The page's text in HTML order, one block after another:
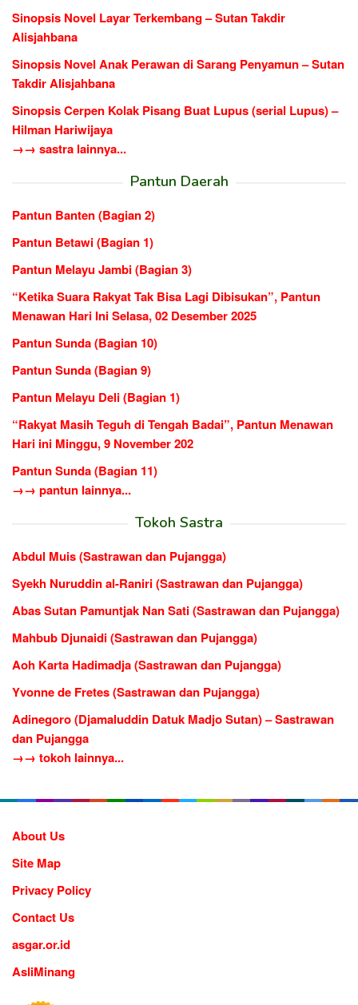
Sinopsis Novel Layar Terkembang – Sutan Takdir
Alisjahbana
Sinopsis Novel Anak Perawan di Sarang Penyamun – Sutan
Takdir Alisjahbana
Sinopsis Cerpen Kolak Pisang Buat Lupus (serial Lupus) –
Hilman Hariwijaya
→→ sastra lainnya...
Pantun Daerah
Pantun Banten (Bagian 2)
Pantun Betawi (Bagian 1)
Pantun Melayu Jambi (Bagian 3)
“Ketika Suara Rakyat Tak Bisa Lagi Dibisukan”, Pantun
Menawan Hari Ini Selasa, 02 Desember 2025
Pantun Sunda (Bagian 10)
Pantun Sunda (Bagian 9)
Pantun Melayu Deli (Bagian 1)
“Rakyat Masih Teguh di Tengah Badai”, Pantun Menawan
Hari ini Minggu, 9 November 202
Pantun Sunda (Bagian 11)
→→ pantun lainnya...
Tokoh Sastra
Abdul Muis (Sastrawan dan Pujangga)
Syekh Nuruddin al-Raniri (Sastrawan dan Pujangga)
Abas Sutan Pamuntjak Nan Sati (Sastrawan dan Pujangga)
Mahbub Djunaidi (Sastrawan dan Pujangga)
Aoh Karta Hadimadja (Sastrawan dan Pujangga)
Yvonne de Fretes (Sastrawan dan Pujangga)
Adinegoro (Djamaluddin Datuk Madjo Sutan) – Sastrawan
dan Pujangga
→→ tokoh lainnya...
About Us
Site Map
Privacy Policy
Contact Us
asgar.or.id
AsliMinang